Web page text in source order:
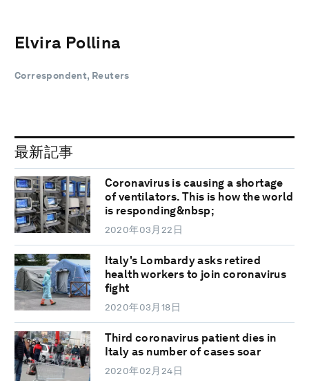
Elvira Pollina
Correspondent, Reuters
最新記事
Coronavirus is causing a shortage
of ventilators. This is how the world
is responding&nbsp;
2020年03月22日
Italy's Lombardy asks retired
health workers to join coronavirus
fight
2020年03月18日
Third coronavirus patient dies in
Italy as number of cases soar
2020年02月24日